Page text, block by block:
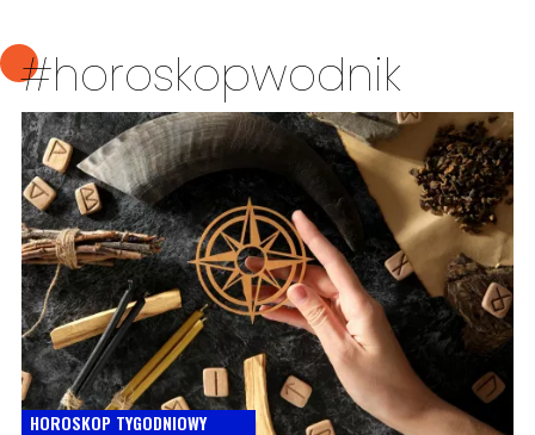
#horoskopwodnik
HOROSKOP TYGODNIOWY